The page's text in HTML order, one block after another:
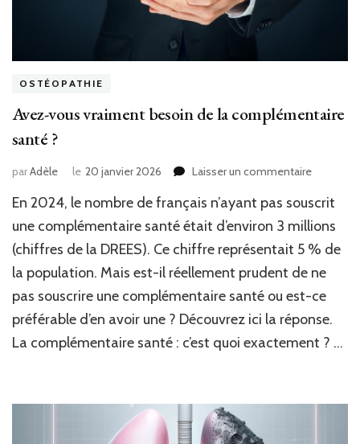
OSTÉOPATHIE
Avez-vous vraiment besoin de la complémentaire
santé ?
parAdèle le 20 janvier 2026 Laisser un commentairesur
vous
vraiment
de
la
En 2024, le nombre de français n’ayant pas souscrit
une complémentaire santé était d’environ 3 millions
(chiffres de la DREES). Ce chiffre représentait 5 % de
la population. Mais est-il réellement prudent de ne
pas souscrire une complémentaire santé ou est-ce
préférable d’en avoir une ? Découvrez ici la réponse.
La complémentaire santé : c’est quoi exactement ? …